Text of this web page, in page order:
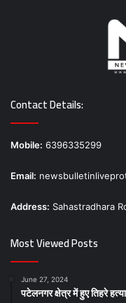
Contact Details:
Mobile: 6396335299
Email:
Address: Sahastradhara
Most Viewed Posts
June 27, 2024
पटेलनगर क्षेत्र में हुए तिहरे